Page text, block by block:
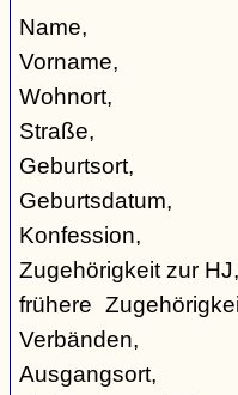
Name,
Vorname,
Wohnort,
Straße,
Geburtsort,
Geburtsdatum,
Konfession,
Zugehörigkeit zur HJ,
frühere
Verbänden,
Ausgangsort,